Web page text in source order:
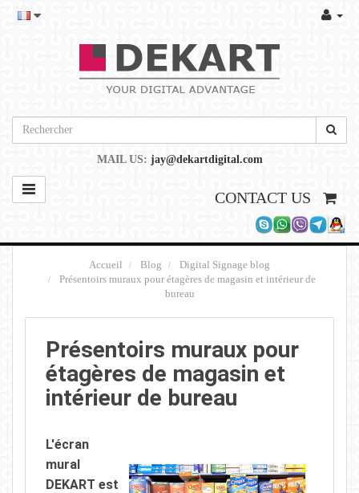
MAIL US: jay@dekartdigital.com
CONTACT US
Accueil Blog
Digital Signage blog
Présentoirs muraux pour étagères de magasin et intérieur de
bureau
Présentoirs muraux pour
étagères de magasin et
intérieur de bureau
L'écran
mural
DEKART est